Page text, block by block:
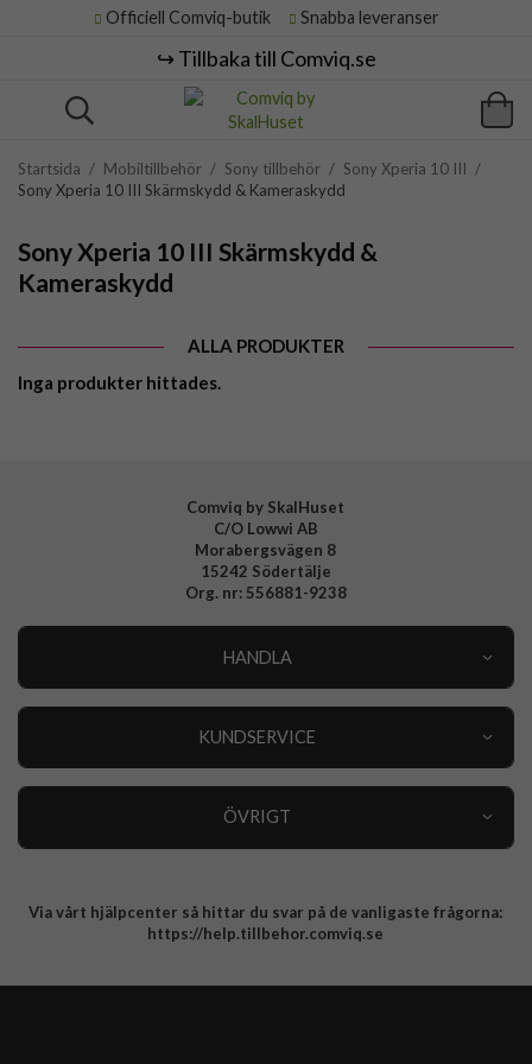
Officiell Comviq-butik Snabba leveranser
↪️ Tillbaka till Comviq.se
Startsida / Mobiltillbehör / Sony tillbehör / Sony Xperia 10 III /
Sony Xperia 10 III Skärmskydd & Kameraskydd
Sony Xperia 10 III Skärmskydd &
Kameraskydd
ALLA PRODUKTER
Inga produkter hittades.
Comviq by SkalHuset
C/O Lowwi AB
Morabergsvägen 8
15242 Södertälje
Org. nr: 556881-9238
HANDLA
KUNDSERVICE
ÖVRIGT
Integritetspolicy
Via vårt hjälpcenter så hittar du svar på de vanligaste frågorna:
https://help.tillbehor.comviq.se